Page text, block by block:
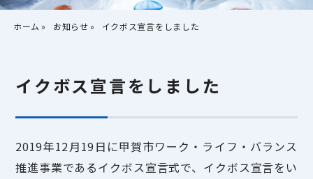
ホーム お知らせ イクボス宣言をしました
イクボス宣言をしました
2019年12月19日に甲賀市ワーク・ライフ・バランス
推進事業であるイクボス宣言式で、イクボス宣言をい